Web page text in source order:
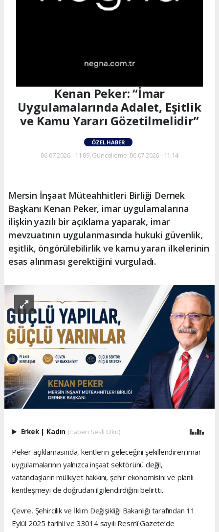
Kenan Peker: “İmar
Uygulamalarında Adalet, Eşitlik
ve Kamu Yararı Gözetilmelidir”
ÖZEL HABER
06.07.2026 - 11:09, Güncelleme: 06.07.2026 - 11:14
Mersin İnşaat Müteahhitleri Birliği Dernek
Başkanı Kenan Peker, imar uygulamalarına
ilişkin yazılı bir açıklama yaparak, imar
mevzuatının uygulanmasında hukuki güvenlik,
eşitlik, öngörülebilirlik ve kamu yararı ilkelerinin
esas alınması gerektiğini vurguladı.
Erkek | Kadın (Haberi Sesli Oku)
Peker açıklamasında, kentlerin geleceğini şekillendiren imar
uygulamalarının yalnızca inşaat sektörünü değil,
vatandaşların mülkiyet hakkını, şehir ekonomisini ve planlı
kentleşmeyi de doğrudan ilgilendirdiğini belirtti.
Çevre, Şehircilik ve İklim Değişikliği Bakanlığı tarafından 11
Eylül 2025 tarihli ve 33014 sayılı Resmî Gazete’de